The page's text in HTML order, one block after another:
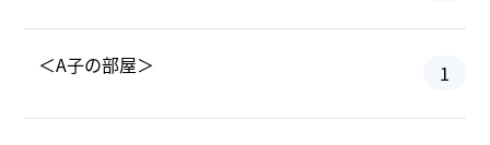
＜A子の部屋＞ 1